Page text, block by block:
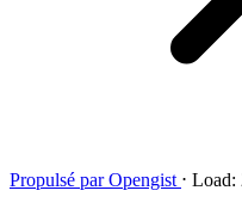
Propulsé parOpengist ⋅ Load: